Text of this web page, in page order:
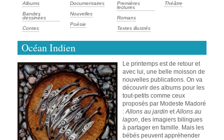
Albums
Bandes
dessinées
Contes
Documentaires
Nouvelles
Poésie
Premières
lectures
Romans
Textes illustrés
Théâtre
Océan Indien
Le printemps est de retour et
avec lui, une belle moisson de
nouvelles publications. On va
découvrir des albums pour les
tout-petits comme ceux
proposés par Modeste Madoré
:Allons au jardin etAllons au
lagon, des imagiers bilingues
à partager en famille. Mais les
bébés peuvent appréhender